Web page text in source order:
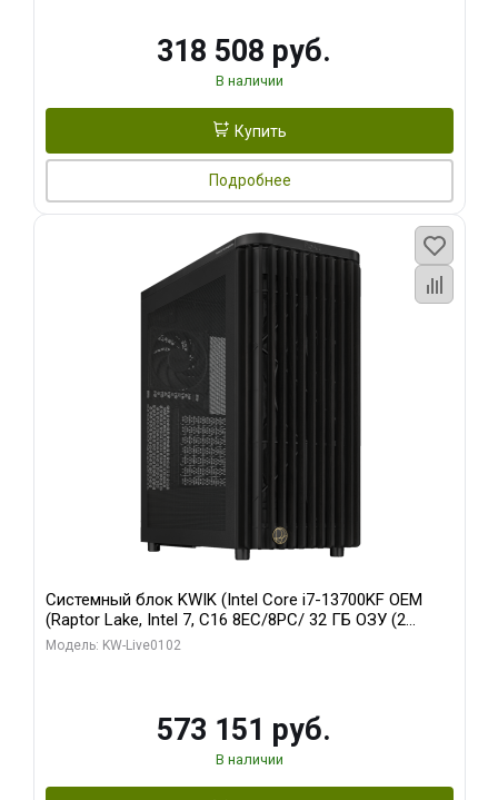
318 508 руб.
В наличии
Купить
Подробнее
Системный блок KWIK (Intel Core i7-13700KF OEM
(Raptor Lake, Intel 7, C16 8EC/8PC/ 32 ГБ ОЗУ (2
модуля)/ Afox RTX4090 24GB GDDR6X 384-Bit 3xDP
Модель: KW-Live0102
573 151 руб.
В наличии